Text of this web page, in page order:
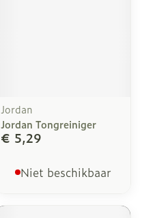
Jordan
Jordan Tongreiniger
€ 5,29
Niet beschikbaar